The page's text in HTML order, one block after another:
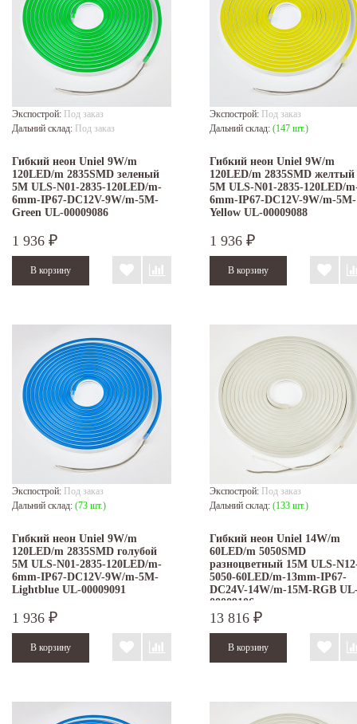
Экспострой: Под заказ
Дальний склад: Под заказ
Гибкий неон Uniel 9W/m
120LED/m 2835SMD зеленый
5M ULS-N01-2835-120LED/m-
6mm-IP67-DC12V-9W/m-5M-
Green UL-00009086
1 936 ₽
Экспострой: Под заказ
Дальний склад: (147 шт.)
Гибкий неон Uniel 9W/m
120LED/m 2835SMD желтый
5M ULS-N01-2835-120LED/
6mm-IP67-DC12V-9W/m-5M-
Yellow UL-00009088
1 936 ₽
Экспострой: Под заказ
Дальний склад: (73 шт.)
Гибкий неон Uniel 9W/m
120LED/m 2835SMD голубой
5M ULS-N01-2835-120LED/m-
6mm-IP67-DC12V-9W/m-5M-
Lightblue UL-00009091
1 936 ₽
Экспострой: Под заказ
Дальний склад: (133 шт.)
Гибкий неон Uniel 14W/m
60LED/m 5050SMD
разноцветный 15M ULS-
5050-60LED/m-13mm-IP67-
DC24V-14W/m-15M-RGB
00009106
13 816 ₽